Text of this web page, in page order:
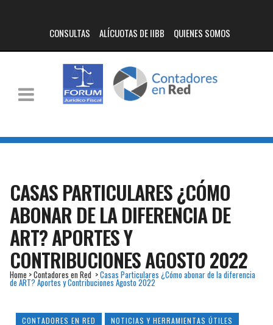
CONSULTAS ALÍCUOTAS DE IIBB QUIENES SOMOS
CASAS PARTICULARES ¿CÓMO
ABONAR DE LA DIFERENCIA DE
ART? APORTES Y
CONTRIBUCIONES AGOSTO 2022
Home >Contadores en Red >Casas Particulares ¿Cómo abonar de la diferencia
de ART? Aportes y Contribuciones Agosto 2022
CONTADORES EN RED NOTICIAS Y HERRAMIENTAS ÚTILES